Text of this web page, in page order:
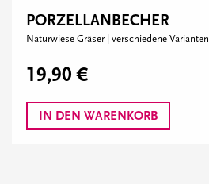
PORZELLANBECHER
Naturwiese Gräser | verschiedene Varianten
19,90 €
IN DEN WARENKORB